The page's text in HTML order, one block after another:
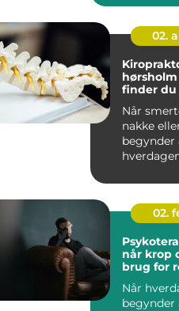
...
02.
hørsholm sådan
finder
Når
nakke
begynder
kiroprakt...
02.
når krop
brug for
Når
begynder